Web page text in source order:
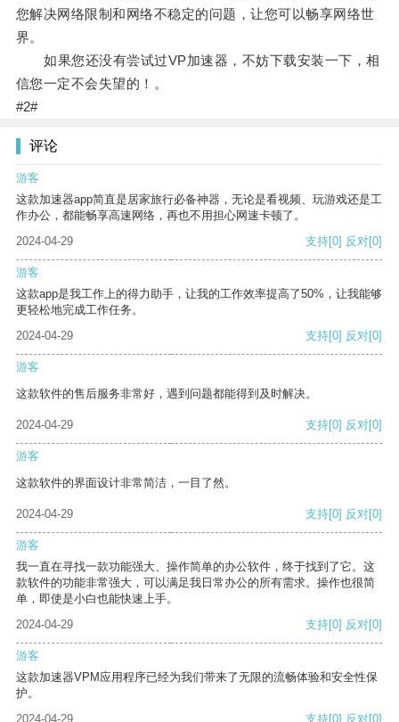
您解决网络限制和网络不稳定的问题，让您可以畅享网络世
界。
如果您还没有尝试过VP加速器，不妨下载安装一下，相
信您一定不会失望的！。
#2#
评论
游客
这款加速器app简直是居家旅行必备神器，无论是看视频、玩游戏还是工
作办公，都能畅享高速网络，再也不用担心网速卡顿了。
2024-04-29
支持[0] 反对[0]
游客
这款app是我工作上的得力助手，让我的工作效率提高了50%，让我能够
更轻松地完成工作任务。
2024-04-29
支持[0] 反对[0]
游客
这款软件的售后服务非常好，遇到问题都能得到及时解决。
2024-04-29 支持[0] 反对[0]
游客
这款软件的界面设计非常简洁，一目了然。
2024-04-29 支持[0] 反对[0]
游客
我一直在寻找一款功能强大、操作简单的办公软件，终于找到了它。这
款软件的功能非常强大，可以满足我日常办公的所有需求。操作也很简
单，即使是小白也能快速上手。
2024-04-29
支持[0] 反对[0]
游客
这款加速器VPM应用程序已经为我们带来了无限的流畅体验和安全性保
护。
2024-04-29
支持[0] 反对[0]